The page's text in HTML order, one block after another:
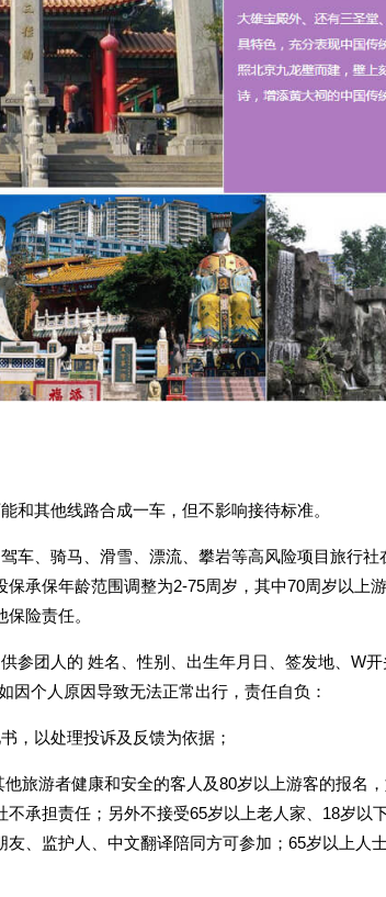
和其他线路合成一车，但不影响接待标准。
车、骑马、滑雪、漂流、攀岩等高风险项目旅行
承保年龄范围调整为2-75周岁，其中70周岁以上
险责任。
参团人的 姓名、性别、出生年月日、签发地、W
因个人原因导致无法正常出行，责任自负：
，以处理投诉及反馈为依据；
旅游者健康和安全的客人及80岁以上游客的报名
承担责任；另外不接受65岁以上老人家、18岁以
、监护人、中文翻译陪同方可参加；65岁以上人